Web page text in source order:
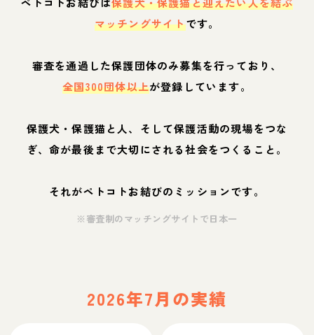
マッチングサイトです。
審査を通過した保護団体のみ募集を行っており、
全国300団体以上が登録しています。
保護犬・保護猫と人、そして保護活動の現場をつな
ぎ、命が最後まで大切にされる社会をつくること。
それがペトコトお結びのミッションです。
※審査制のマッチングサイトで日本一
2026年7月の実績